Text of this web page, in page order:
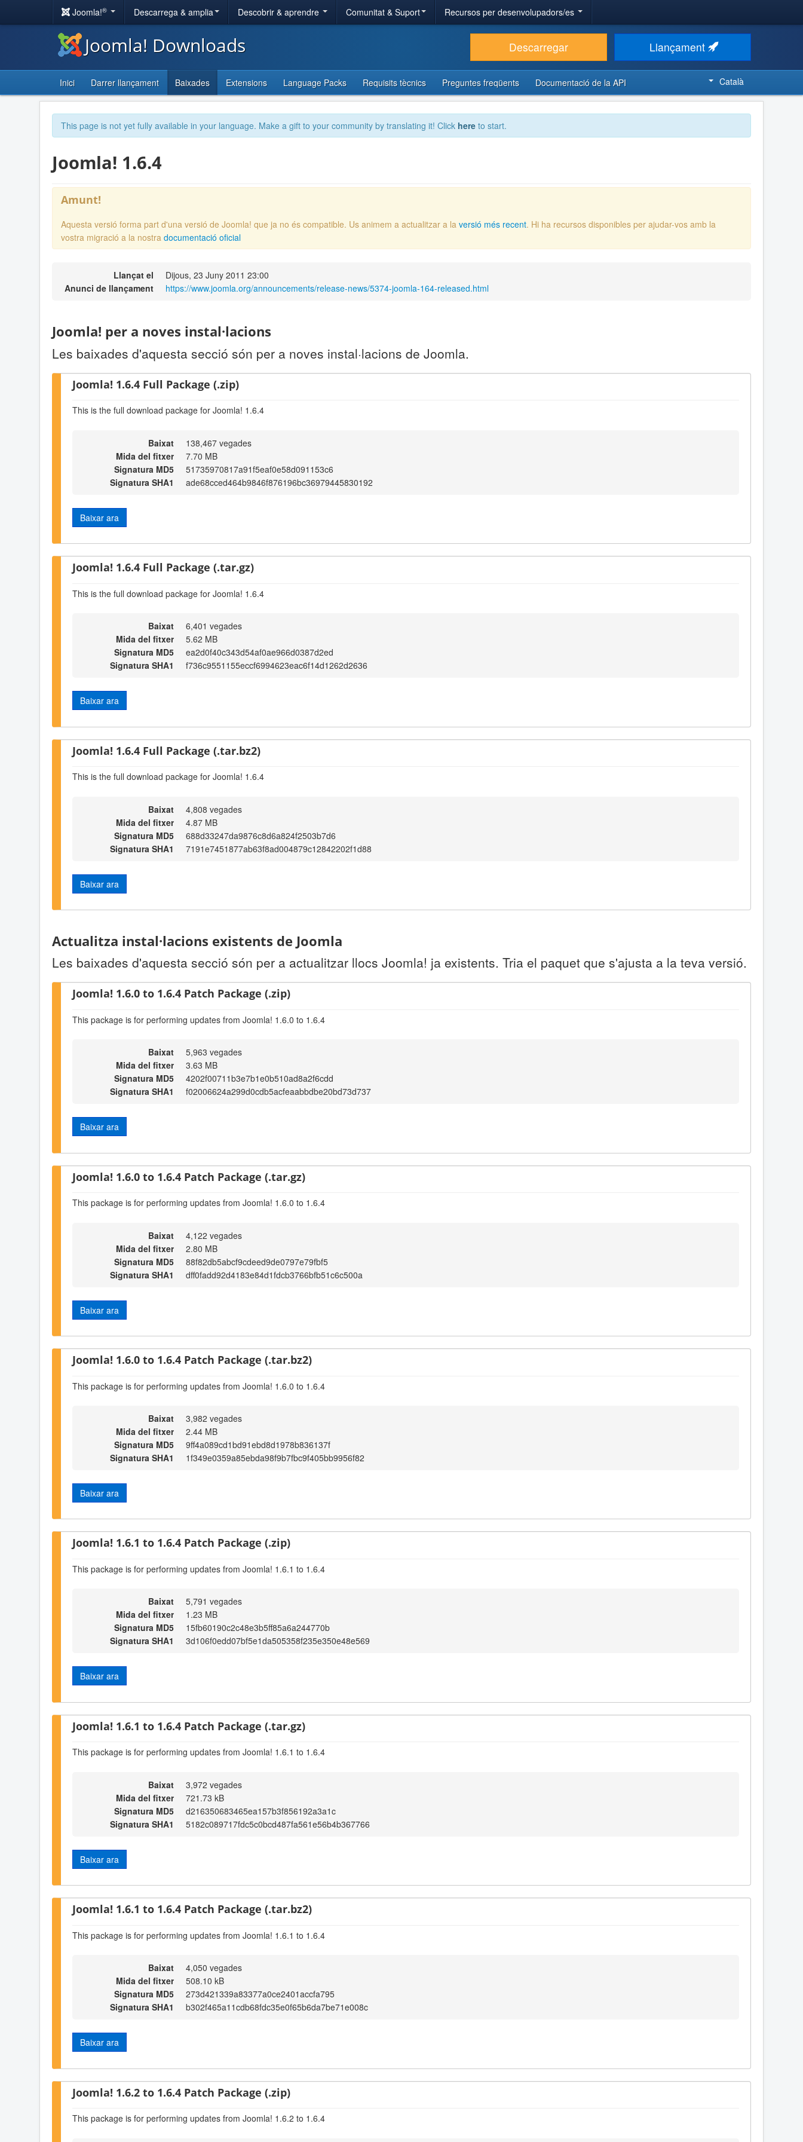
Joomla!® Descarrega & amplia Descobrir & aprendre Comunitat & Suport Recursos per desenvolupadors/es
Joomla! Downloads Descarregar Llançament
Inici Darrer llançament Baixades Extensions Language Packs Requisits tècnics Preguntes freqüents Documentació de la API Català
This page is not yet fully available in your language. Make a gift to your community by translating it! Click here to start.
Joomla! 1.6.4
Amunt!
Aquesta versió forma part d'una versió de Joomla! que ja no és compatible. Us animem a actualitzar a la versió més recent. Hi ha recursos disponibles per ajudar-vos amb la
vostra migració a la nostra documentació oficial
Llançat el
Dijous, 23 Juny 2011 23:00
Anunci de llançament
https://www.joomla.org/announcements/release-news/5374-joomla-164-released.html
Joomla! per a noves instal·lacions
Les baixades d'aquesta secció són per a noves instal·lacions de Joomla.
Joomla! 1.6.4 Full Package (.zip)
This is the full download package for Joomla! 1.6.4
Baixat
138,467 vegades
Mida del fitxer
7.70 MB
Signatura MD5
51735970817a91f5eaf0e58d091153c6
Signatura SHA1
ade68cced464b9846f876196bc36979445830192
Baixar ara
Joomla! 1.6.4 Full Package (.tar.gz)
This is the full download package for Joomla! 1.6.4
Baixat
6,401 vegades
Mida del fitxer
5.62 MB
Signatura MD5
ea2d0f40c343d54af0ae966d0387d2ed
Signatura SHA1
f736c9551155eccf6994623eac6f14d1262d2636
Baixar ara
Joomla! 1.6.4 Full Package (.tar.bz2)
This is the full download package for Joomla! 1.6.4
Baixat
4,808 vegades
Mida del fitxer
4.87 MB
Signatura MD5
688d33247da9876c8d6a824f2503b7d6
Signatura SHA1
7191e7451877ab63f8ad004879c12842202f1d88
Baixar ara
Actualitza instal·lacions existents de Joomla
Les baixades d'aquesta secció són per a actualitzar llocs Joomla! ja existents. Tria el paquet que s'ajusta a la teva versió.
Joomla! 1.6.0 to 1.6.4 Patch Package (.zip)
This package is for performing updates from Joomla! 1.6.0 to 1.6.4
Baixat
5,963 vegades
Mida del fitxer
3.63 MB
Signatura MD5
4202f00711b3e7b1e0b510ad8a2f6cdd
Signatura SHA1
f02006624a299d0cdb5acfeaabbdbe20bd73d737
Baixar ara
Joomla! 1.6.0 to 1.6.4 Patch Package (.tar.gz)
This package is for performing updates from Joomla! 1.6.0 to 1.6.4
Baixat
4,122 vegades
Mida del fitxer
2.80 MB
Signatura MD5
88f82db5abcf9cdeed9de0797e79fbf5
Signatura SHA1
dff0fadd92d4183e84d1fdcb3766bfb51c6c500a
Baixar ara
Joomla! 1.6.0 to 1.6.4 Patch Package (.tar.bz2)
This package is for performing updates from Joomla! 1.6.0 to 1.6.4
Baixat
3,982 vegades
Mida del fitxer
2.44 MB
Signatura MD5
9ff4a089cd1bd91ebd8d1978b836137f
Signatura SHA1
1f349e0359a85ebda98f9b7fbc9f405bb9956f82
Baixar ara
Joomla! 1.6.1 to 1.6.4 Patch Package (.zip)
This package is for performing updates from Joomla! 1.6.1 to 1.6.4
Baixat
5,791 vegades
Mida del fitxer
1.23 MB
Signatura MD5
15fb60190c2c48e3b5ff85a6a244770b
Signatura SHA1
3d106f0edd07bf5e1da505358f235e350e48e569
Baixar ara
Joomla! 1.6.1 to 1.6.4 Patch Package (.tar.gz)
This package is for performing updates from Joomla! 1.6.1 to 1.6.4
Baixat
3,972 vegades
Mida del fitxer
721.73 kB
Signatura MD5
d216350683465ea157b3f856192a3a1c
Signatura SHA1
5182c089717fdc5c0bcd487fa561e56b4b367766
Baixar ara
Joomla! 1.6.1 to 1.6.4 Patch Package (.tar.bz2)
This package is for performing updates from Joomla! 1.6.1 to 1.6.4
Baixat
4,050 vegades
Mida del fitxer
508.10 kB
Signatura MD5
273d421339a83377a0ce2401accfa795
Signatura SHA1
b302f465a11cdb68fdc35e0f65b6da7be71e008c
Baixar ara
Joomla! 1.6.2 to 1.6.4 Patch Package (.zip)
This package is for performing updates from Joomla! 1.6.2 to 1.6.4